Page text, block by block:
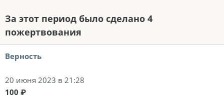
За этот период было сделано 4
пожертвования
Верность
20 июня 2023 в 21:28
100 ₽